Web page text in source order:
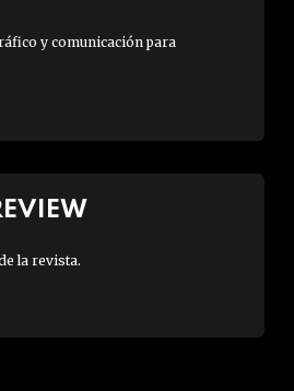
y comunicación para
la revista.